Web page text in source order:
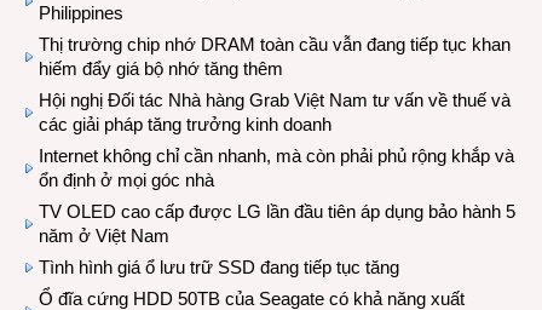
Philippines
Thị trường chip nhớ DRAM toàn cầu vẫn đang tiếp tục khan
hiếm đẩy giá bộ nhớ tăng thêm
Hội nghị Đối tác Nhà hàng Grab Việt Nam tư vấn về thuế và
các giải pháp tăng trưởng kinh doanh
Internet không chỉ cần nhanh, mà còn phải phủ rộng khắp và
ổn định ở mọi góc nhà
TV OLED cao cấp được LG lần đầu tiên áp dụng bảo hành 5
năm ở Việt Nam
Tình hình giá ổ lưu trữ SSD đang tiếp tục tăng
Ổ đĩa cứng HDD 50TB của Seagate có khả năng xuất